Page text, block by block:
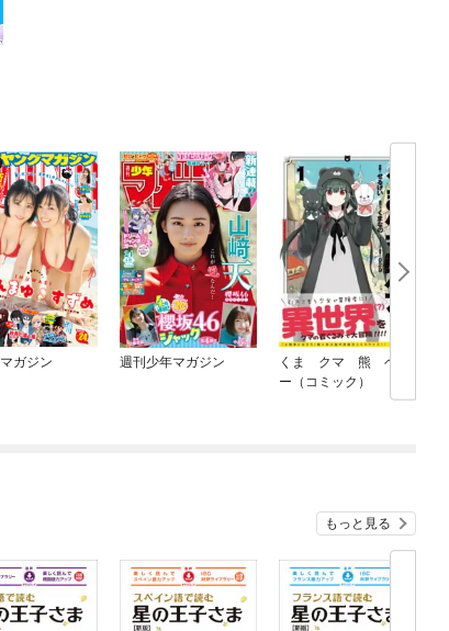
ガジン 週刊少年マガジン
くま クマ 熊 ベア
ー（コミック）
もっと見る